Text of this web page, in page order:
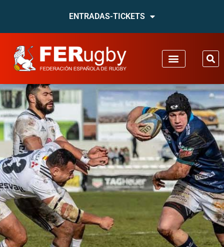
ENTRADAS-TICKETS